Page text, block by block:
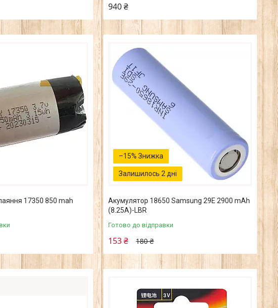
940 ₴
17350 850 mah
–15%
Залишилось 2 дні
Акумулятор 18650 Samsung 29E 2900 mAh
(8.25А)-LВR
Готово до відправки
180 ₴
153 ₴